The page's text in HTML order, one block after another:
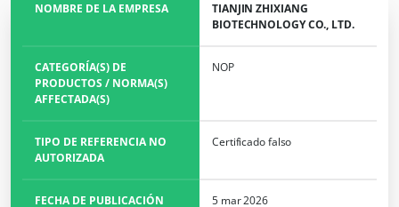
NOMBRE DE LA EMPRESA
TIANJIN ZHIXIANG
BIOTECHNOLOGY CO., LTD.
CATEGORÍA(S) DE
PRODUCTOS / NORMA(S)
AFFECTADA(S)
NOP
TIPO DE REFERENCIA NO
AUTORIZADA
Certificado falso
FECHA DE PUBLICACIÓN 5 mar 2026